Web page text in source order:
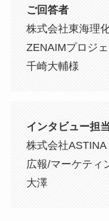
ご回答者
株式会社東海理
ZENAIMプロジ
千崎大輔様
インタビュー担当
株式会社ASTINA
広報/マーケティ
大澤